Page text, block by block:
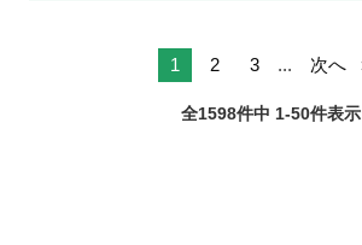
1 2 3 ... 次へ
全1598件中 1-50件表示